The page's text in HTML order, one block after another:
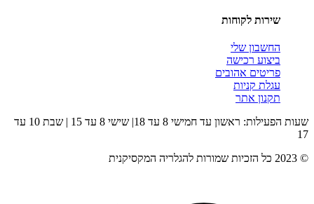
שירות לקוחות
החשבון שלי
ביצוע רכישה
פריטים אהובים
עגלת קניות
תקנון אתר
שעות הפעילות: ראשון עד חמישי 8 עד 18| שישי 8 עד 15 | שבת 10 עד
17
© 2023 כל הזכיות שמורות להגלריה המקסיקנית